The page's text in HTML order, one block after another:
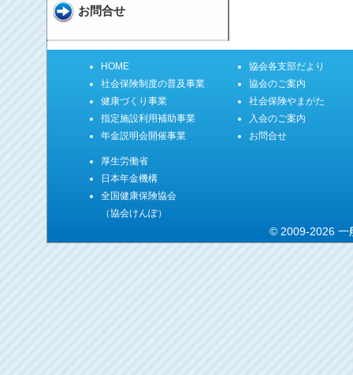
お問合せ
HOME
社会保険制度の普及事業
健康づくり事業
指定施設利用補助事業
年金説明会開催事業
協会各支部だより
協会のご案内
社会保険やまがた
入会のご案内
お問合せ
厚生労働省
日本年金機構
全国健康保険協会
（協会けんぽ）
© 2009-2026 一